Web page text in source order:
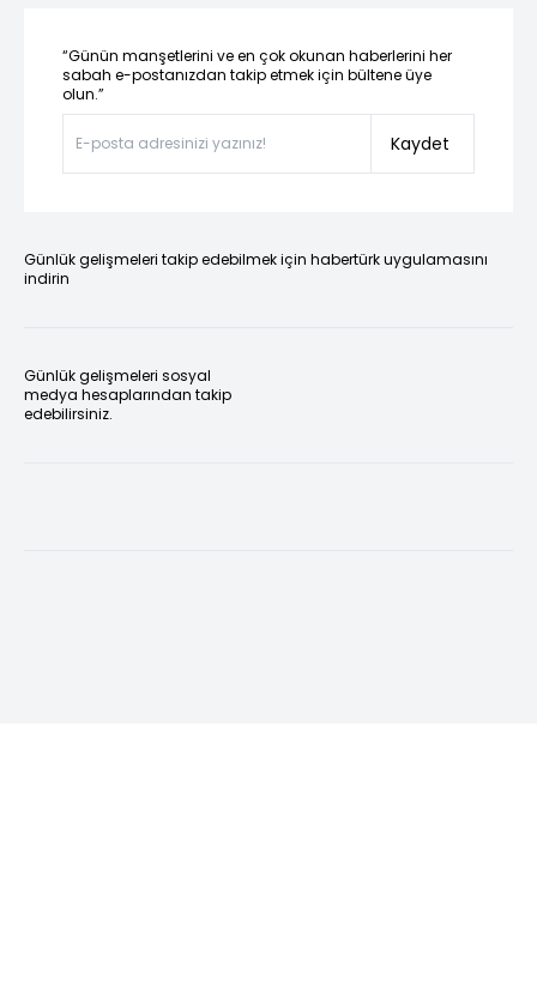
“Günün manşetlerini ve en çok okunan haberlerini her
sabah e-postanızdan takip etmek için bültene üye
olun.”
Kaydet
Günlük gelişmeleri takip edebilmek için habertürk uygulamasını
indirin
Günlük gelişmeleri sosyal
medya hesaplarından takip
edebilirsiniz.